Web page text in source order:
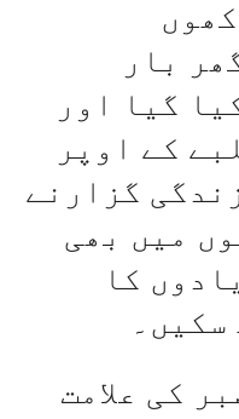
بار
گیا اور
کے اوپر
گزارنے
میں بھی
کا
کی علامت